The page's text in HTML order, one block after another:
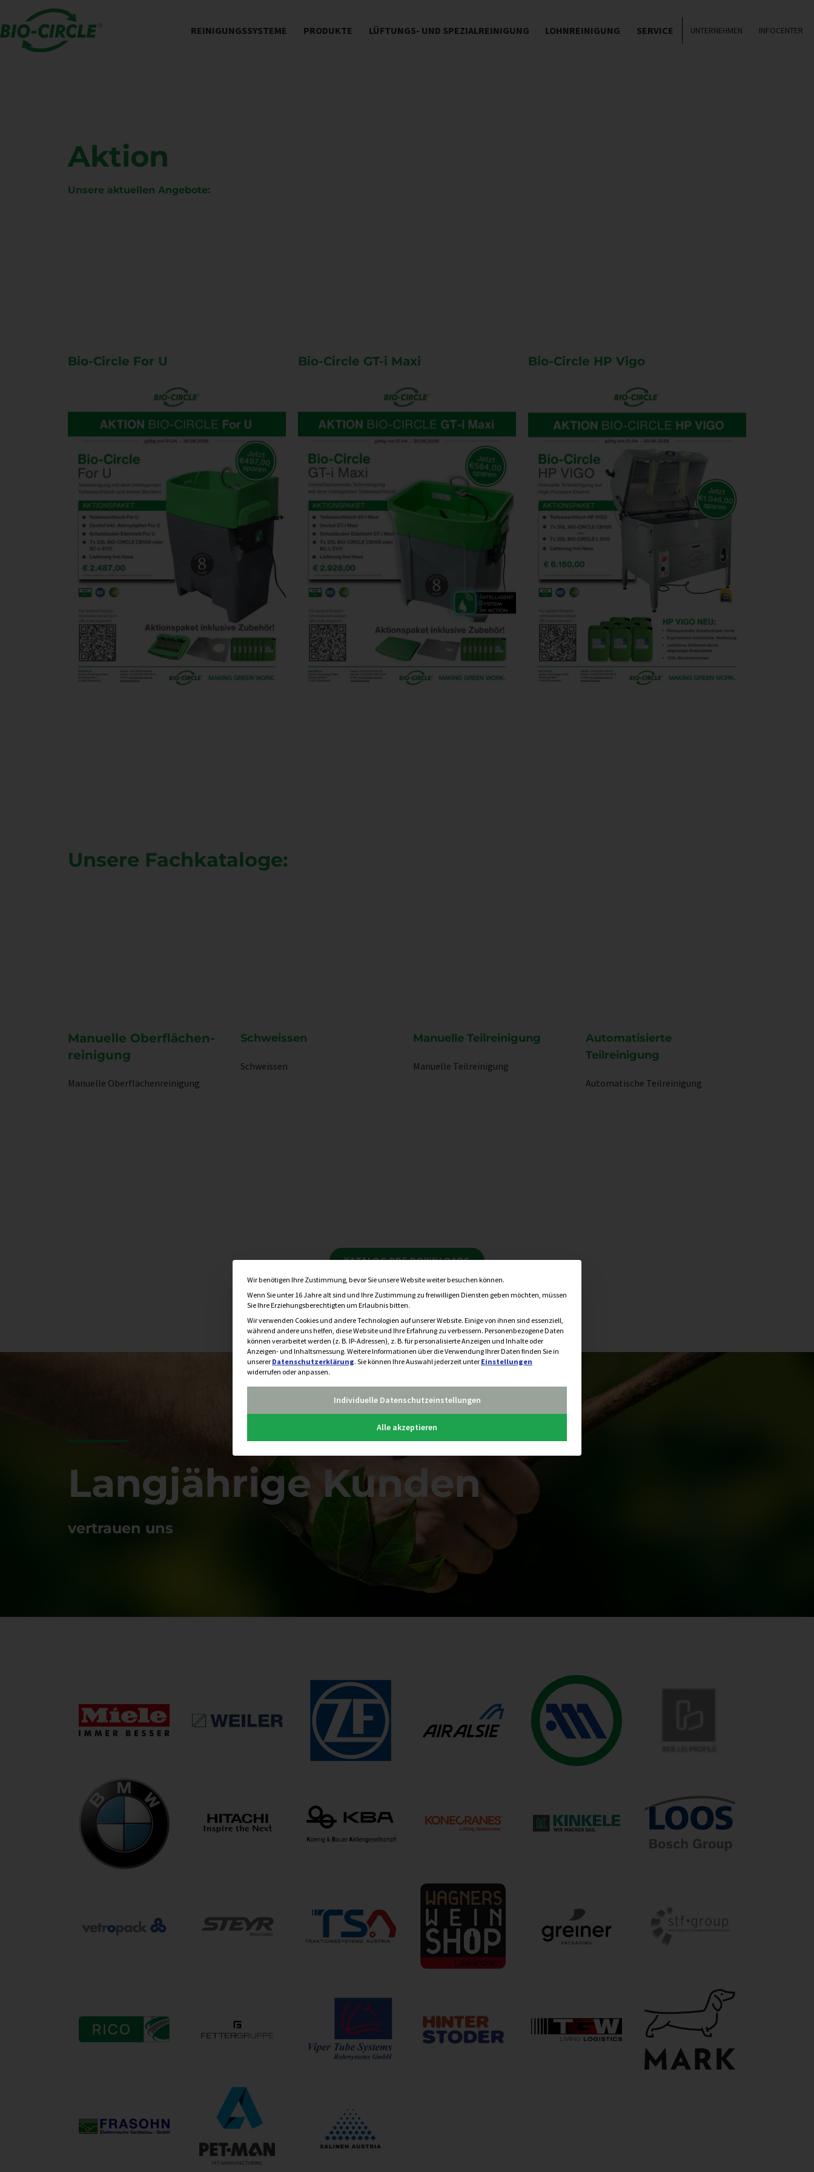
REINIGUNGSSYSTEME PRODUKTE LÜFTUNGS- UND SPEZIALREINIGUNG LOHNREINIGUNG SERVICE UNTERNEHMEN INFOCENTER
Aktion
Unsere aktuellen Angebote:
Bio-Circle For U Bio-Circle GT-i Maxi Bio-Circle HP Vigo
Unsere Fachkataloge:
Manuelle Oberflächen­
reinigung
Manuelle Oberflächenreinigung
Schweissen
Schweissen
Manuelle Teilreinigung
Manuelle Teilreinigung
Automatisierte
Teilreinigung
Automatische Teilreinigung
KATALOG PDF DOWNLOADS
Langjährige Kunden
vertrauen uns
Datenschutzeinstellungen
Wir benötigen Ihre Zustimmung, bevor Sie unsere Website weiter besuchen können.
Wenn Sie unter 16 Jahre alt sind und Ihre Zustimmung zu freiwilligen Diensten geben möchten, müssen
Sie Ihre Erziehungsberechtigten um Erlaubnis bitten.
Wir verwenden Cookies und andere Technologien auf unserer Website. Einige von ihnen sind essenziell,
während andere uns helfen, diese Website und Ihre Erfahrung zu verbessern. Personenbezogene Daten
können verarbeitet werden (z. B. IP-Adressen), z. B. für personalisierte Anzeigen und Inhalte oder
Anzeigen- und Inhaltsmessung. Weitere Informationen über die Verwendung Ihrer Daten finden Sie in
unsererDatenschutzerklärung. Sie können Ihre Auswahl jederzeit unterEinstellungen
widerrufen oder anpassen.
Individuelle Datenschutzeinstellungen
Alle akzeptieren